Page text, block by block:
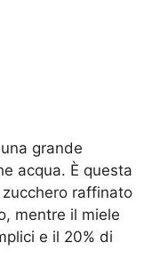
grande
acqua. È questa
raffinato
mentre il miele
e il 20% di